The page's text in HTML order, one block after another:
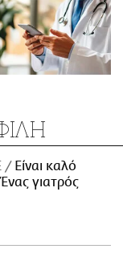
Είναι καλό
γιατρός